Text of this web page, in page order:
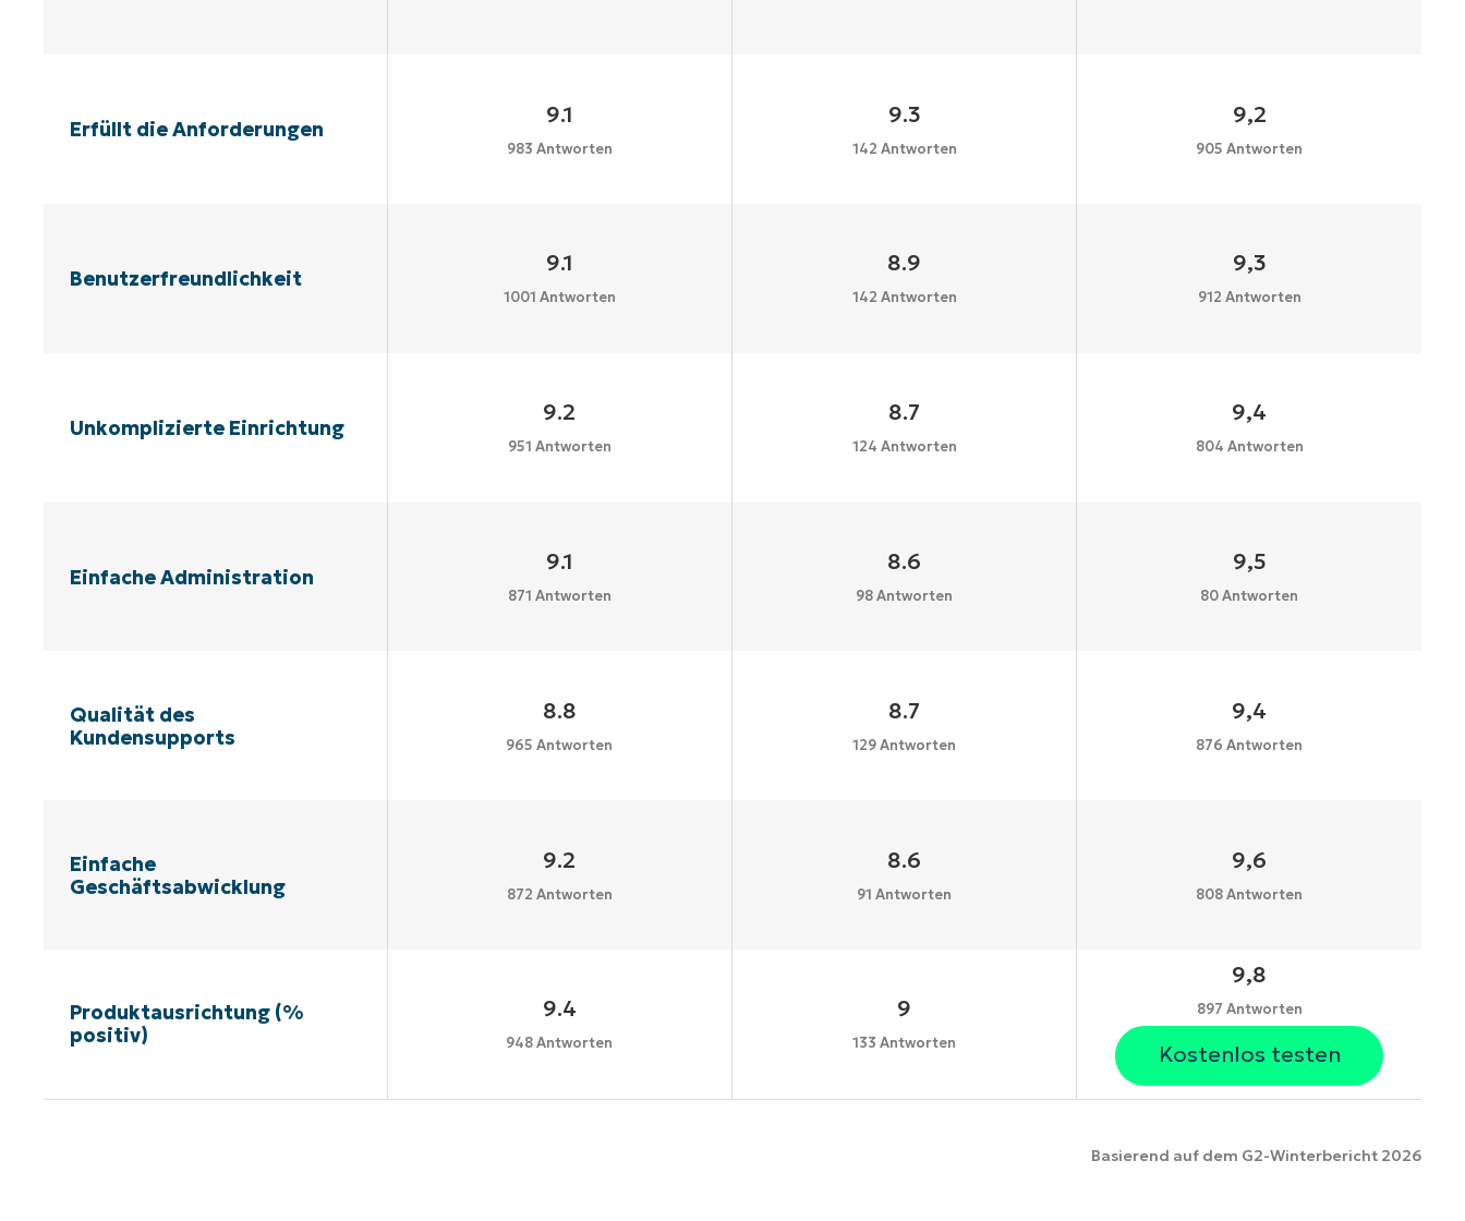
Erfüllt die Anforderungen
9.1
983 Antworten
9.3
142 Antworten
9,2
905 Antworten
Benutzerfreundlichkeit
9.1
1001 Antworten
8.9
142 Antworten
9,3
912 Antworten
Unkomplizierte Einrichtung
9.2
951 Antworten
8.7
124 Antworten
9,4
804 Antworten
Einfache Administration
9.1
871 Antworten
8.6
98 Antworten
9,5
80 Antworten
Qualität des
Kundensupports
8.8
965 Antworten
8.7
129 Antworten
9,4
876 Antworten
Einfache
Geschäftsabwicklung
9.2
872 Antworten
8.6
91 Antworten
9,6
808 Antworten
Produktausrichtung (%
positiv)
9.4
948 Antworten
9
133 Antworten
9,8
897 Antworten
Kostenlos testen
Basierend auf dem G2-Winterbericht 2026